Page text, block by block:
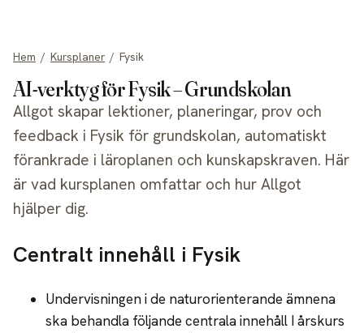
Hem / Kursplaner / Fysik
AI-verktyg för Fysik – Grundskolan
Allgot skapar lektioner, planeringar, prov och
feedback i Fysik för grundskolan, automatiskt
förankrade i läroplanen och kunskapskraven. Här
är vad kursplanen omfattar och hur Allgot
hjälper dig.
Centralt innehåll i Fysik
Undervisningen i de naturorienterande ämnena
ska behandla följande centrala innehåll I årskurs